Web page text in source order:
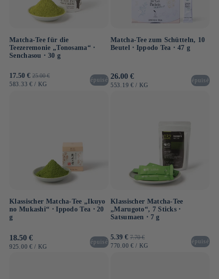
Matcha-Tee für die
Teezeremonie „Tonosama“ ⋅
Senchasou ⋅ 30 g
Verkaufspreis
17.50 € Normaler
Preis
25.00 €
GRUNDPREIS
583.33 € / PRO
KG
épuisé
Matcha-Tee zum Schütteln, 10
Beutel ⋅ Ippodo Tea ⋅ 47 g
Normaler
Preis
26.00 €
GRUNDPREIS
553.19 € / PRO
KG
épuisé
Klassischer Matcha-Tee „Ikuyo
no Mukashi“ ⋅ Ippodo Tea ⋅ 20
g
Normaler
Preis
18.50 €
GRUNDPREIS
925.00 € / PRO
KG
épuisé
Klassischer Matcha-Tee
„Marugoto“, 7 Sticks ⋅
Satsumaen ⋅ 7 g
Verkaufspreis
5.39 € Normaler
Preis
7.70 €
GRUNDPREIS
770.00 € / PRO
KG
épuisé